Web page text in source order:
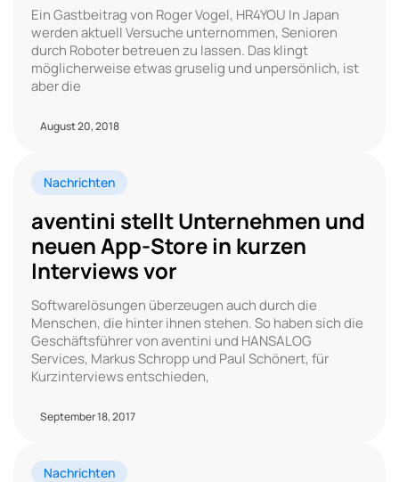
Ein Gastbeitrag von Roger Vogel, HR4YOU In Japan
werden aktuell Versuche unternommen, Senioren
durch Roboter betreuen zu lassen. Das klingt
möglicherweise etwas gruselig und unpersönlich, ist
aber die
August 20, 2018
Nachrichten
aventini stellt Unternehmen und
neuen App-Store in kurzen
Interviews vor
Softwarelösungen überzeugen auch durch die
Menschen, die hinter ihnen stehen. So haben sich die
Geschäftsführer von aventini und HANSALOG
Services, Markus Schropp und Paul Schönert, für
Kurzinterviews entschieden,
September 18, 2017
Nachrichten